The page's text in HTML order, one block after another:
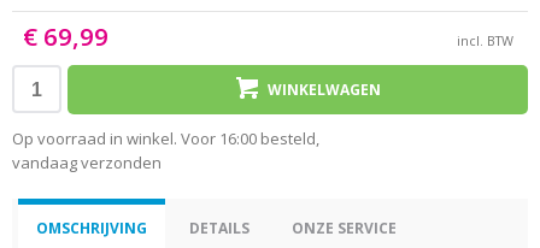
€ 69,99 incl. BTW
WINKELWAGEN
Op voorraad in winkel. Voor 16:00 besteld,
vandaag verzonden
OMSCHRIJVING DETAILS ONZE SERVICE